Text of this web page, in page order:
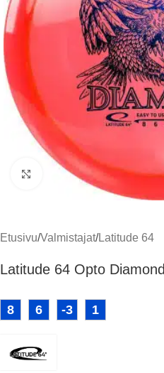
Klikkaa suuremmaksi
Etusivu/Valmistajat/Latitude 64
Latitude 64 Opto Diamond
8 6 -3 1